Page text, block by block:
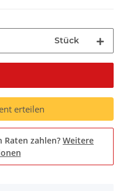
Stück
erteilen
zahlen? Weitere